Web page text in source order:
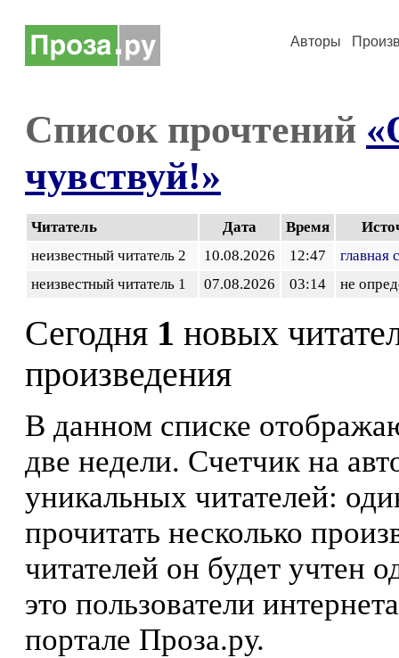
Авторы
Список прочтений
чувствуй!»
Читатель Дата Время
неизвестный читатель 2
10.08.2026 12:47
главная
неизвестный читатель 1
07.08.2026 03:14 не
Сегодня 1 новых
произведения
В данном списке
две недели. Счетчик на
уникальных читателей:
прочитать несколько
читателей он будет учтен
это пользователи
портале Проза.ру.